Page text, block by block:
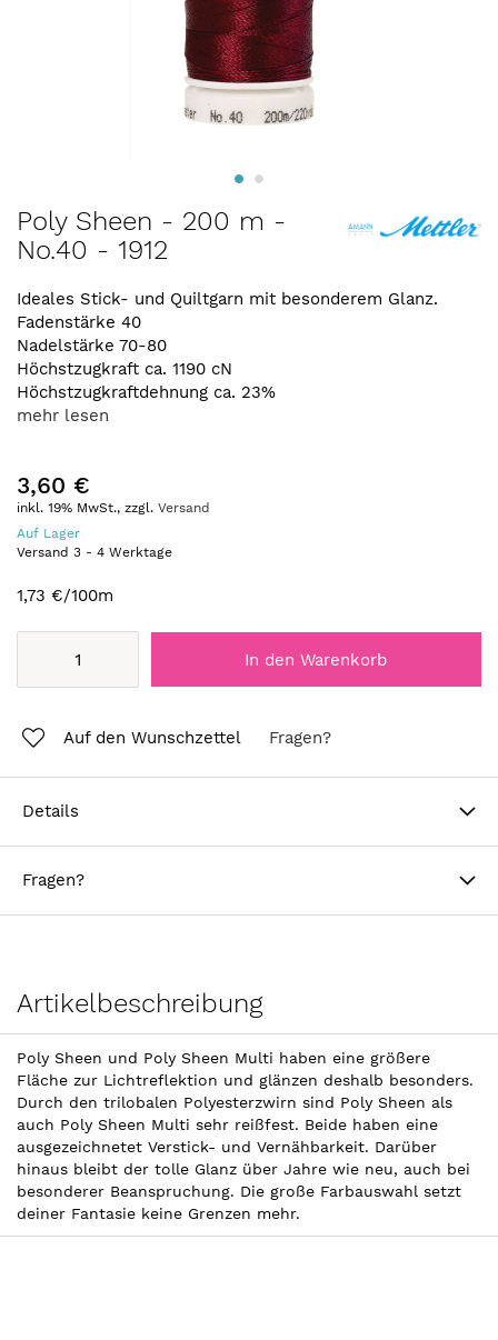
Zum
Anfang
der
springen
Poly Sheen - 200 m -
No.40 - 1912
Ideales Stick- und Quiltgarn mit besonderem Glanz.
Fadenstärke 40
Nadelstärke 70-80
Höchstzugkraft ca. 1190 cN
Höchstzugkraftdehnung ca. 23%
mehr lesen
3,60 €
inkl. 19% MwSt., zzgl. Versand
Auf Lager
Versand 3 - 4 Werktage
1,73 €/100m
In den Warenkorb
Auf den Wunschzettel Fragen?
Details
Fragen?
Artikelbeschreibung
Poly Sheen und Poly Sheen Multi haben eine größere
Fläche zur Lichtreflektion und glänzen deshalb besonders.
Durch den trilobalen Polyesterzwirn sind Poly Sheen als
auch Poly Sheen Multi sehr reißfest. Beide haben eine
ausgezeichnetet Verstick- und Vernähbarkeit. Darüber
hinaus bleibt der tolle Glanz über Jahre wie neu, auch bei
besonderer Beanspruchung. Die große Farbauswahl setzt
deiner Fantasie keine Grenzen mehr.